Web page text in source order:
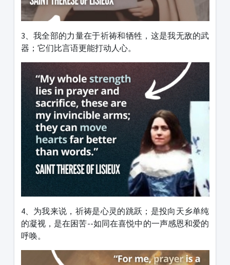
3、我全部的力量在于祈祷和牺牲，这是我无敌的武
器；它们比言语更能打动人心。
4、为我来说，祈祷是心灵的跳跃；是投向天乡单纯
的凝视，是在困苦--如同在喜悦中的一声感恩和爱的
呼唤。